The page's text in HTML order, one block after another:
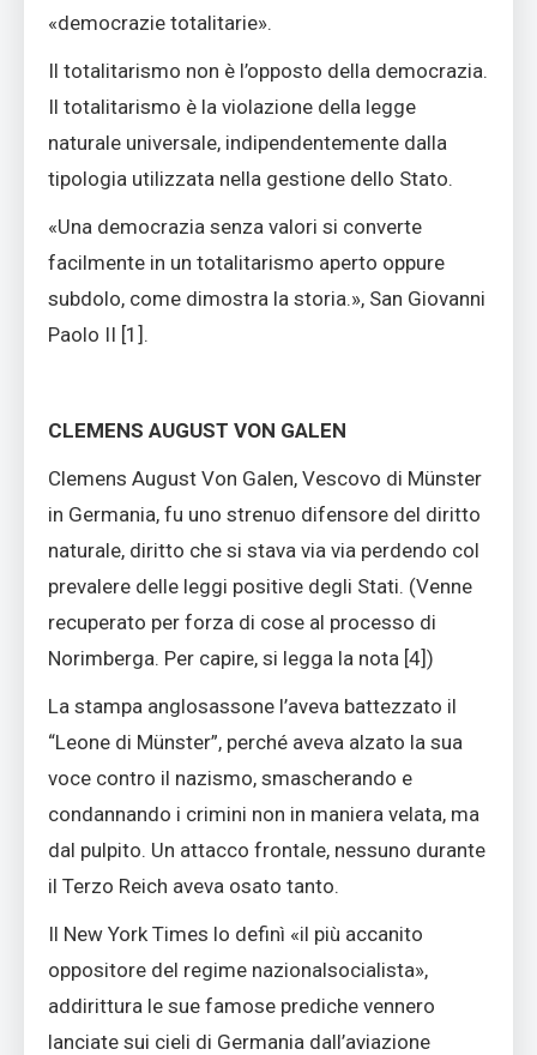
«democrazie totalitarie».
Il totalitarismo non è l’opposto della democrazia.
Il totalitarismo è la violazione della legge
naturale universale, indipendentemente dalla
tipologia utilizzata nella gestione dello Stato.
«Una democrazia senza valori si converte
facilmente in un totalitarismo aperto oppure
subdolo, come dimostra la storia.», San Giovanni
Paolo II [1] .
CLEMENS AUGUST VON GALEN
Clemens August Von Galen, Vescovo di Münster
in Germania, fu uno strenuo difensore del diritto
naturale, diritto che si stava via via perdendo col
prevalere delle leggi positive degli Stati. (Venne
recuperato per forza di cose al processo di
Norimberga. Per capire, si legga la nota [4])
La stampa anglosassone l’aveva battezzato il
“Leone di Münster”, perché aveva alzato la sua
voce contro il nazismo, smascherando e
condannando i crimini non in maniera velata, ma
dal pulpito. Un attacco frontale, nessuno durante
il Terzo Reich aveva osato tanto.
Il New York Times lo definì «il più accanito
oppositore del regime nazionalsocialista»,
addirittura le sue famose prediche vennero
lanciate sui cieli di Germania dall’aviazione